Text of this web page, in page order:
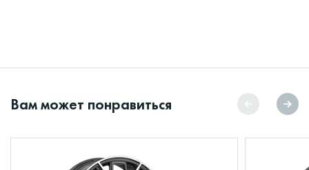
Вам может понравиться